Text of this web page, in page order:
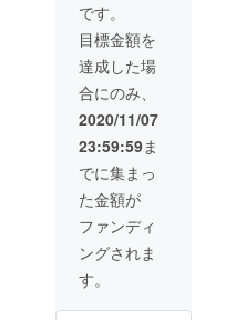
胞内の
溶液濃
度を高
める事
が分か
りまし
た。通
常5度前
後の糖
度を雪
が10度
を超え
るまで
るので
土送り
ます。
A3サ
イズ
ラミ
ネート
加工し
て飾り
ます。
※支援
時、必
ず備考
ネーム
です。
目標金額を
達成した場
合にのみ、
2020/11/07
23:59:59ま
でに集まっ
た金額が
ファンディ
ングされま
す。